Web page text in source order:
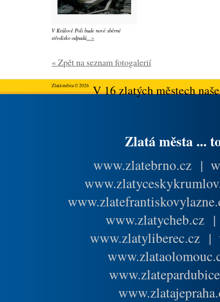
V Králově Poli bude nové sběrné
středisko odpadů...>
« Zpět na seznam fotogalerií
Zlatá města © 2026V 16 zlatých městech
Zlatá města ...
www.zlatebrno.cz |
www.zlatycheb.cz
www.zlatyliberec.cz |